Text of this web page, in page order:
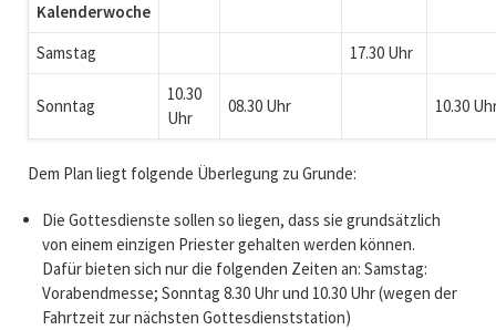
Kalenderwoche
Samstag
17.30 Uhr
Sonntag
10.30
Uhr
08.30 Uhr 10.30
Dem Plan liegt folgende Überlegung zu Grunde:
Die Gottesdienste sollen so liegen, dass sie grundsätzlich
von einem einzigen Priester gehalten werden können.
Dafür bieten sich nur die folgenden Zeiten an: Samstag:
Vorabendmesse; Sonntag 8.30 Uhr und 10.30 Uhr (wegen der
Fahrtzeit zur nächsten Gottesdienststation)